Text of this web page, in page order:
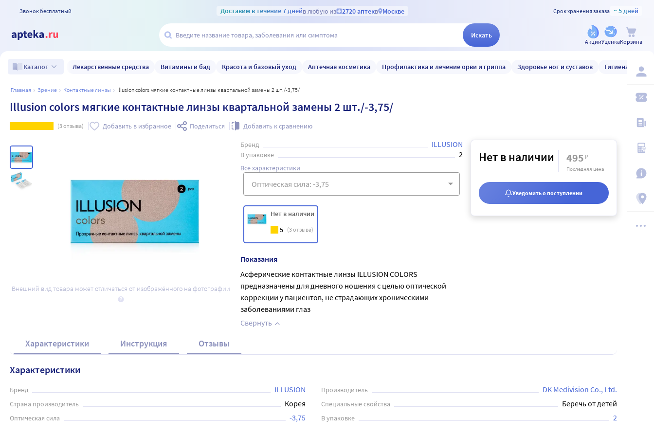
Звонок бесплатный Доставим в течение 7 днейв любую из 2720 аптекв Москве Срок хранения заказа ~ 5 дней
Искать
АкцииУценкаКорзина
Каталог Лекарственные средства Витамины и бад Красота и базовый уход Аптечная косметика Профилактика и лечение орви и гриппа Здоровье ног и суставов Гигиена и уход
главная зрение контактные линзы Illusion colors мягкие контактные линзы квартальной замены 2 шт./-3,75/
Illusion colors мягкие контактные линзы квартальной замены 2 шт./-3,75/
(3отзыва) Добавить в избранное Поделиться Добавить к сравнению
Внешний вид товара может отличаться от изображённого на фотографии
Бренд ILLUSION
В упаковке 2
Все характеристики
Нет в наличии
5
(3отзыва)
Показания
Асферические контактные линзы ILLUSION COLORS
предназначены для дневного ношения с целью оптической
коррекции у пациентов, не страдающих хроническими
заболеваниями глаз
Свернуть
Нет в наличии 495₽
Последняя цена
Уведомить о поступлении
Характеристики Инструкция Отзывы
Характеристики
Бренд ILLUSION Производитель DK Medivision Co., Ltd.
Страна производитель Корея Специальные свойства Беречь от детей
Оптическая сила -3,75 В упаковке 2